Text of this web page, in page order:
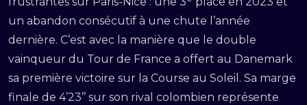
un abandon consécutif à une chute l’année
dernière. C’est avec la manière que le double
vainqueur du Tour de France a offert au Danemark
sa première victoire sur la Course au Soleil. Sa marge
finale de 4’23’’ sur son rival colombien représente